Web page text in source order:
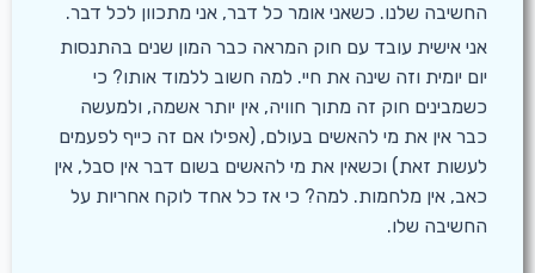
החשיבה שלנו. כשאני אומר כל דבר, אני מתכוון לכל דבר.
אני אישית עובד עם חוק המראה כבר המון שנים בהתנסות
יום יומית וזה שינה את חיי. למה חשוב ללמוד אותו? כי
כשמבינים חוק זה מתוך חוויה, אין יותר אשמה, ולמעשה
כבר אין את מי להאשים בעולם, (אפילו אם זה כייף לפעמים
לעשות זאת) וכשאין את מי להאשים בשום דבר אין סבל, אין
כאב, אין מלחמות. למה? כי אז כל אחד לוקח אחריות על
החשיבה שלו.